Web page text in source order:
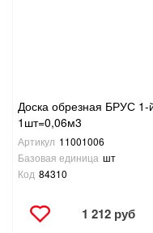
Доска обрезная БРУС
1шт=0,06м3
Артикул 11001006
Базовая единица шт
Код 84310
1 212 руб